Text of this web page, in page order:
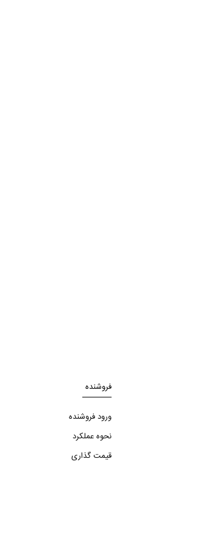
فروشنده
ورود فروشنده
نحوه عملکرد
قیمت گذاری